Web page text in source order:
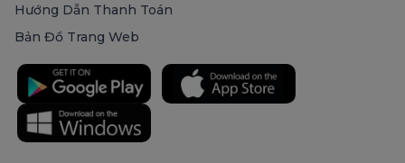
Hướng Dẫn Thanh Toán
Bản Đồ Trang Web